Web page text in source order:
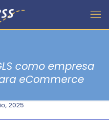
como empresa
eCommerce
2025